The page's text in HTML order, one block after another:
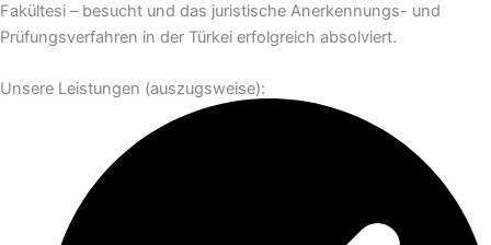
Fakültesi – besucht und das juristische Anerkennungs- und
Prüfungsverfahren in der Türkei erfolgreich absolviert.
Unsere Leistungen (auszugsweise):